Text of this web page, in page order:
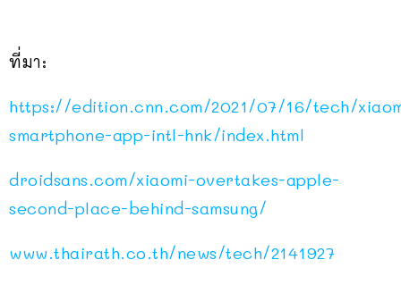
ที่มา:
https://edition.cnn.com/2021/07/16/tech/
smartphone-app-intl-hnk/index.html
droidsans.com/xiaomi-overtakes-apple-
second-place-behind-samsung/
www.thairath.co.th/news/tech/2141927